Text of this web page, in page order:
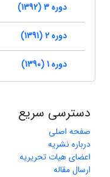
دوره 3 (1392)
دوره 2 (1391)
دوره 1 (1390)
دسترسی سریع
صفحه اصلی
درباره نشریه
اعضای هیات تحریریه
ارسال مقاله